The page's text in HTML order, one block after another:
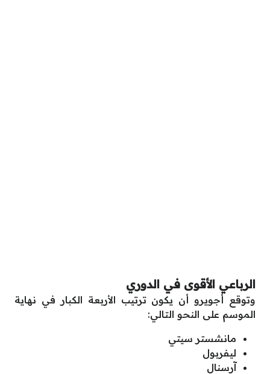
الرباعي الأقوى في الدوري
وتوقع أجويرو أن يكون ترتيب الأربعة الكبار في نهاية
الموسم على النحو التالي:
مانشستر سيتي
ليفربول
آرسنال